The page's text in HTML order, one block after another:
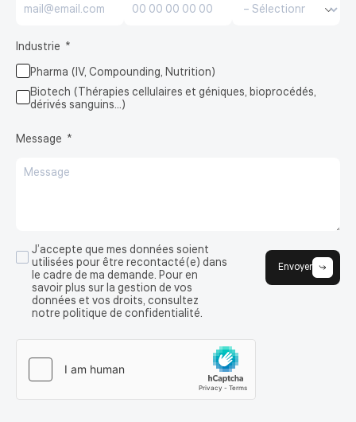
Industrie
Pharma (IV, Compounding, Nutrition)
Biotech (Thérapies cellulaires et géniques, bioprocédés,
dérivés sanguins…)
Message
J’accepte que mes données soient
utilisées pour être recontacté(e) dans
le cadre de ma demande. Pour en
savoir plus sur la gestion de vos
données et vos droits, consultez
notre politique de confidentialité.
Envoyer